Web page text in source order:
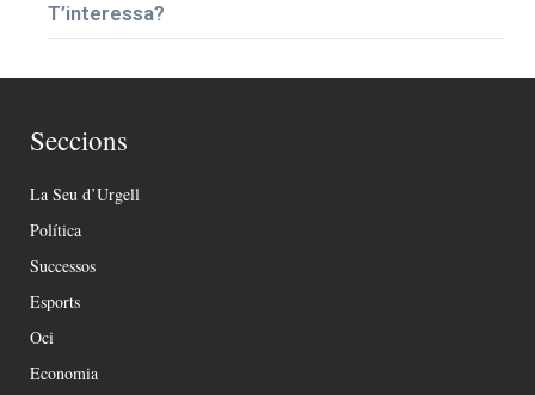
T’interessa?
Seccions
La Seu d’Urgell
Política
Successos
Esports
Oci
Economia